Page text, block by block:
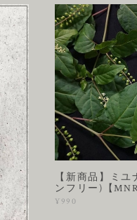
【新商品】ミ
ンフリー)【
¥990